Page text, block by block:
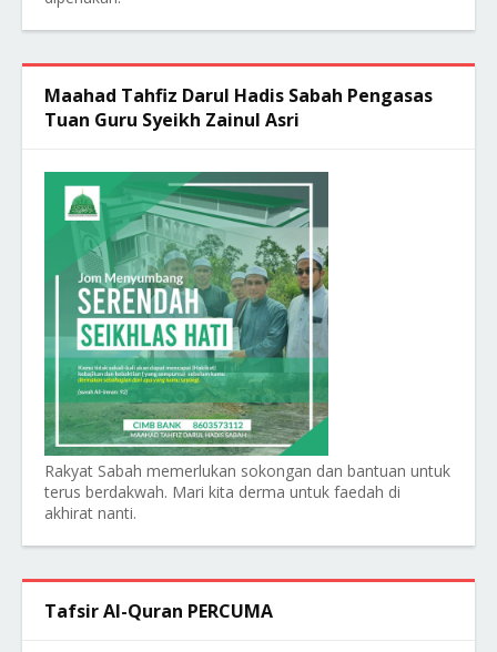
Maahad Tahfiz Darul Hadis Sabah Pengasas
Tuan Guru Syeikh Zainul Asri
Rakyat Sabah memerlukan sokongan dan bantuan untuk
terus berdakwah. Mari kita derma untuk faedah di
akhirat nanti.
Tafsir Al-Quran PERCUMA